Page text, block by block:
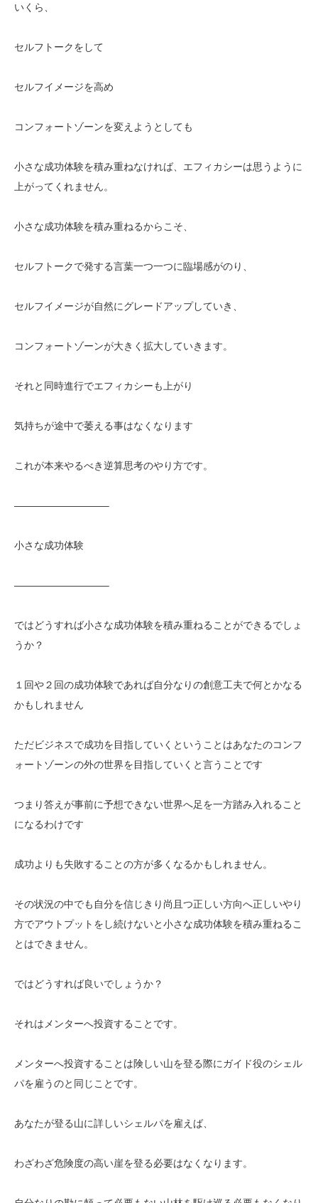
いくら、
セルフトークをして
セルフイメージを高め
コンフォートゾーンを変えようとしても
小さな成功体験を積み重ねなければ、エフィカシーは思うように
上がってくれません。
小さな成功体験を積み重ねるからこそ、
セルフトークで発する言葉一つ一つに臨場感がのり、
セルフイメージが自然にグレードアップしていき、
コンフォートゾーンが大きく拡大していきます。
それと同時進行でエフィカシーも上がり
気持ちが途中で萎える事はなくなります
これが本来やるべき逆算思考のやり方です。
—————————–
小さな成功体験
—————————–
ではどうすれば小さな成功体験を積み重ねることができるでしょ
うか？
１回や２回の成功体験であれば自分なりの創意工夫で何とかなる
かもしれません
ただビジネスで成功を目指していくということはあなたのコンフ
ォートゾーンの外の世界を目指していくと言うことです
つまり答えが事前に予想できない世界へ足を一方踏み入れること
になるわけです
成功よりも失敗することの方が多くなるかもしれません。
その状況の中でも自分を信じきり尚且つ正しい方向へ正しいやり
方でアウトプットをし続けないと小さな成功体験を積み重ねるこ
とはできません。
ではどうすれば良いでしょうか？
それはメンターへ投資することです。
メンターへ投資することは険しい山を登る際にガイド役のシェル
パを雇うのと同じことです。
あなたが登る山に詳しいシェルパを雇えば、
わざわざ危険度の高い崖を登る必要はなくなります。